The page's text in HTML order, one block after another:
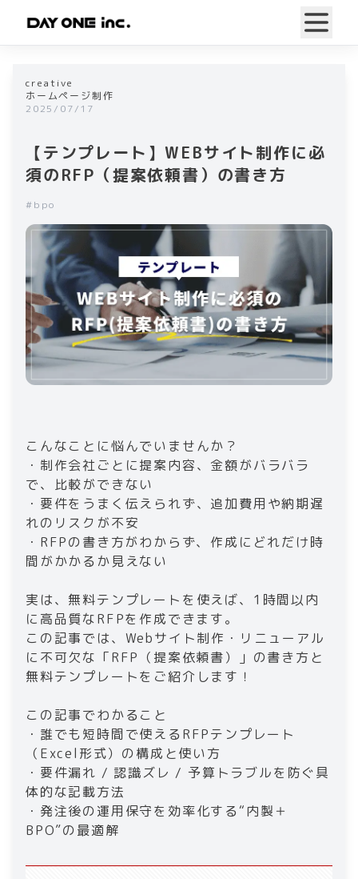
creative
ホームページ制作
2025/07/17
【テンプレート】WEBサイト制作に必
須のRFP（提案依頼書）の書き方
#bpo
こんなことに悩んでいませんか？
・制作会社ごとに提案内容、金額がバラバラ
で、比較ができない
・要件をうまく伝えられず、追加費用や納期遅
れのリスクが不安
・RFPの書き方がわからず、作成にどれだけ時
間がかかるか見えない
実は、無料テンプレートを使えば、1時間以内
に高品質なRFPを作成できます。
この記事では、Webサイト制作・リニューアル
に不可欠な「RFP（提案依頼書）」の書き方と
無料テンプレートをご紹介します！
この記事でわかること
・誰でも短時間で使えるRFPテンプレート
（Excel形式）の構成と使い方
・要件漏れ / 認識ズレ / 予算トラブルを防ぐ具
体的な記載方法
・発注後の運用保守を効率化する“内製＋